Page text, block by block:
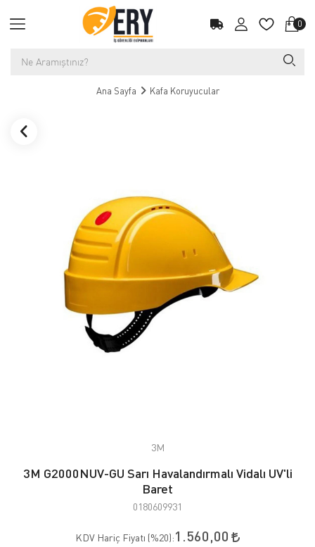
0
Ana Sayfa Kafa Koruyucular
3M
3M G2000NUV-GU Sarı Havalandırmalı Vidalı UV'li
Baret
0180609931
KDV Hariç Fiyatı (%20):1.560,00